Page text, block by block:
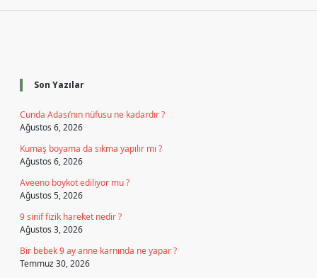
Son Yazılar
Cunda Adası’nın nüfusu ne kadardır ?
Ağustos 6, 2026
Kumaş boyama da sıkma yapılır mı ?
Ağustos 6, 2026
Aveeno boykot ediliyor mu ?
Ağustos 5, 2026
9 sinif fizik hareket nedir ?
Ağustos 3, 2026
Bir bebek 9 ay anne karnında ne yapar ?
Temmuz 30, 2026